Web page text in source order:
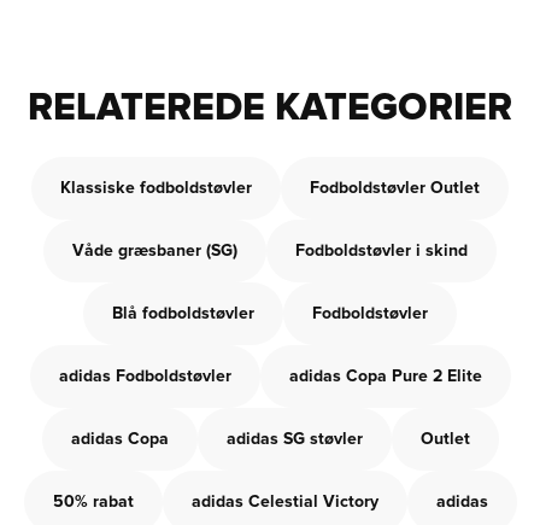
RELATEREDE KATEGORIER
Klassiske fodboldstøvler Fodboldstøvler Outlet
Våde græsbaner (SG) Fodboldstøvler i skind
Blå fodboldstøvler Fodboldstøvler
adidas Fodboldstøvler adidas Copa Pure 2 Elite
adidas Copa adidas SG støvler Outlet
50% rabat adidas Celestial Victory adidas